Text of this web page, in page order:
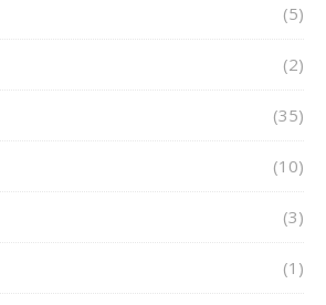
(5)
(2)
(35)
(10)
(3)
(1)